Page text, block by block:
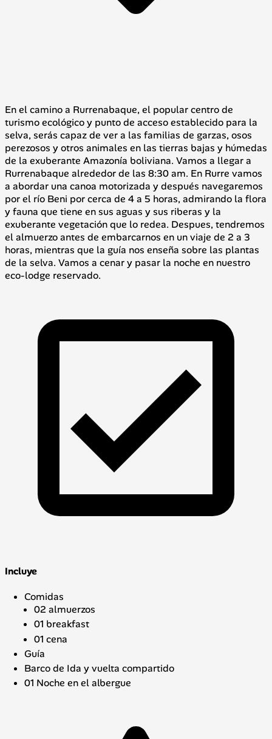
En el camino a Rurrenabaque, el popular centro de
turismo ecológico y punto de acceso establecido para la
selva, serás capaz de ver a las familias de garzas, osos
perezosos y otros animales en las tierras bajas y húmedas
de la exuberante Amazonía boliviana. Vamos a llegar a
Rurrenabaque alrededor de las 8:30 am. En Rurre vamos
a abordar una canoa motorizada y después navegaremos
por el río Beni por cerca de 4 a 5 horas, admirando la flora
y fauna que tiene en sus aguas y sus riberas y la
exuberante vegetación que lo redea. Despues, tendremos
el almuerzo antes de embarcarnos en un viaje de 2 a 3
horas, mientras que la guía nos enseña sobre las plantas
de la selva. Vamos a cenar y pasar la noche en nuestro
eco-lodge reservado.
Incluye
Comidas
02 almuerzos
01 breakfast
01 cena
Guía
Barco de Ida y vuelta compartido
01 Noche en el albergue